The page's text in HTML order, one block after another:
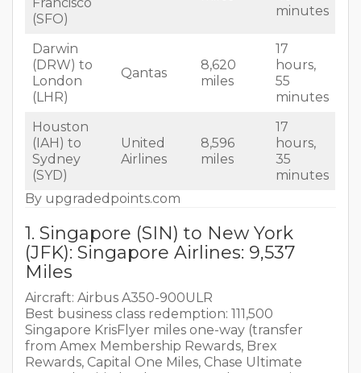
(SFO)
minutes
Darwin
(DRW) to
London
(LHR)
Qantas
8,620
miles
17
hours,
55
minutes
Houston
(IAH) to
Sydney
(SYD)
United
Airlines
8,596
miles
17
hours,
35
minutes
By upgradedpoints.com
1. Singapore (SIN) to New York
(JFK): Singapore Airlines: 9,537
Miles
Aircraft: Airbus A350-900ULR
Best business class redemption: 111,500
Singapore KrisFlyer miles one-way (transfer
from Amex Membership Rewards, Brex
Rewards, Capital One Miles, Chase Ultimate